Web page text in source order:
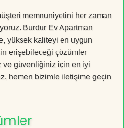
memnuniyetini her zaman
Burdur Ev Apartman
yüksek kaliteyi en uygun
erişebileceği çözümler
ve güvenliğiniz için en iyi
hemen bizimle iletişime geçin